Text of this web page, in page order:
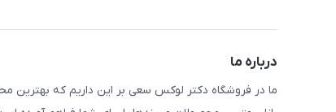
درباره ما
ما در فروشگاه دکتر لوکس سعی بر این داریم که بهترین